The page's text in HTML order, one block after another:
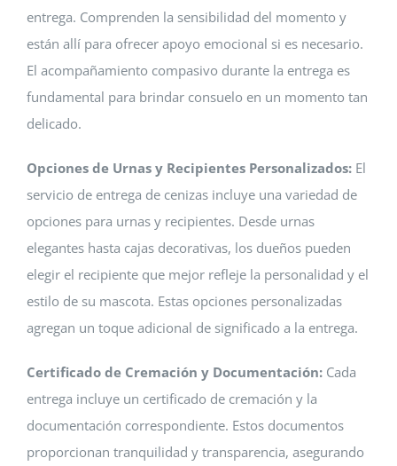
entrega. Comprenden la sensibilidad del momento y
están allí para ofrecer apoyo emocional si es necesario.
El acompañamiento compasivo durante la entrega es
fundamental para brindar consuelo en un momento tan
delicado.
Opciones de Urnas y Recipientes Personalizados:El
servicio de entrega de cenizas incluye una variedad de
opciones para urnas y recipientes. Desde urnas
elegantes hasta cajas decorativas, los dueños pueden
elegir el recipiente que mejor refleje la personalidad y el
estilo de su mascota. Estas opciones personalizadas
agregan un toque adicional de significado a la entrega.
Certificado de Cremación y Documentación:Cada
entrega incluye un certificado de cremación y la
documentación correspondiente. Estos documentos
proporcionan tranquilidad y transparencia, asegurando